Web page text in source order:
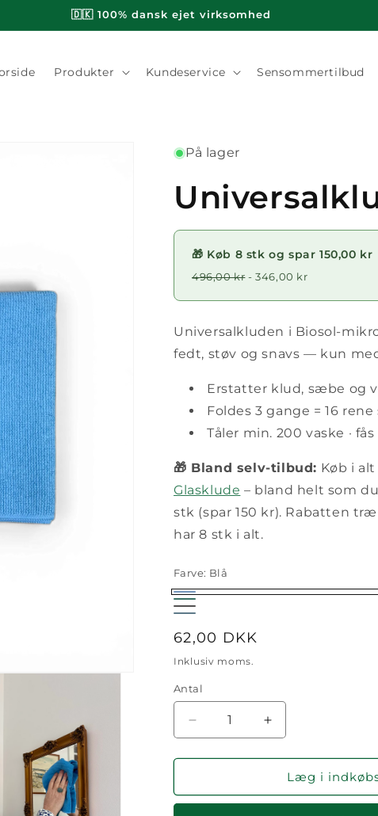
Produkter Kundeservice Sensommertilbud
På lager
🎁 Køb 8 stk og spar 150,00 kr
496,00 kr- 346,00 kr
Universalkluden i Biosol-
fedt, støv og snavs — kun
Erstatter klud, sæbe og
Foldes 3 gange = 16 rene
Tåler min. 200 vaske ·
🎁 Bland selv-tilbud: Køb i
Glasklude – bland helt som
stk (spar 150 kr). Rabatten
har 8 stk i alt.
Farve: Blå
Blå
Grøn
Koks
blå
Normalpris
62,00 DKK
Inklusiv moms.
Antal
Antal
Reducer
antallet
for
Øg
antallet
for
Universalklud
Læg i